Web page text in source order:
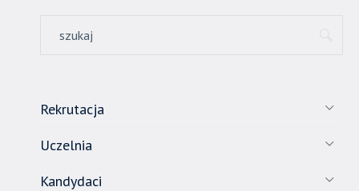
standardowy
Rekrutacja
Uczelnia
Kandydaci